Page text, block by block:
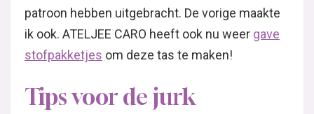
patroon hebben uitgebracht. De vorige maakte
ik ook. ATELJEE CARO heeft ook nu weer gave
stofpakketjes om deze tas te maken!
Tips voor de jurk